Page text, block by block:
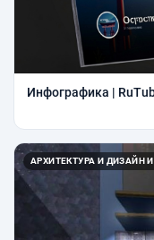
Инфографика |
АРХИТЕКТУРА И ДИЗАЙН